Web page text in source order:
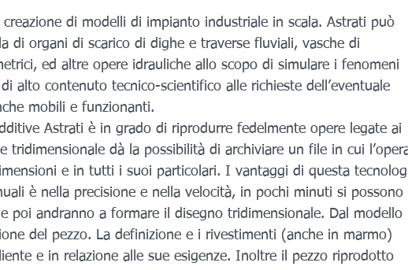
di organi di scarico di dighe e traverse fluviali, vasche di
ed altre opere idrauliche allo scopo di simulare i fenomeni
alto contenuto tecnico-scientifico alle richieste dell’eventuale
mobili e funzionanti.
Astrati è in grado di riprodurre fedelmente opere legate ai
tridimensionale dà la possibilità di archiviare un file in cui
e in tutti i suoi particolari. I vantaggi di questa
è nella precisione e nella velocità, in pochi minuti si possono
poi andranno a formare il disegno tridimensionale. Dal modello
del pezzo. La definizione e i rivestimenti (anche in marmo)
e in relazione alle sue esigenze. Inoltre il pezzo riprodotto